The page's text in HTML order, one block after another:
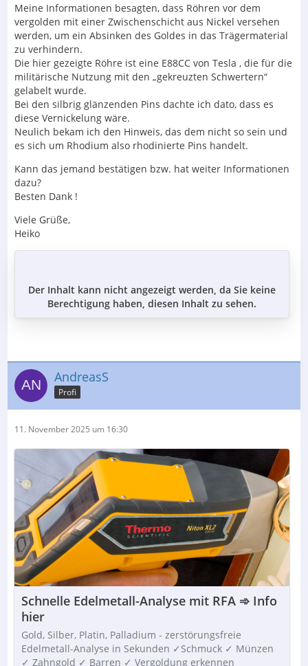
Meine Informationen besagten, dass Röhren vor dem
vergolden mit einer Zwischenschicht aus Nickel versehen
werden, um ein Absinken des Goldes in das Trägermaterial
zu verhindern.
Die hier gezeigte Röhre ist eine E88CC von Tesla , die für die
militärische Nutzung mit den „gekreuzten Schwertern“
gelabelt wurde.
Bei den silbrig glänzenden Pins dachte ich dato, dass es
diese Vernickelung wäre.
Neulich bekam ich den Hinweis, das dem nicht so sein und
es sich um Rhodium also rhodinierte Pins handelt.
Kann das jemand bestätigen bzw. hat weiter Informationen
dazu?
Besten Dank !
Viele Grüße,
Heiko
Der Inhalt kann nicht angezeigt werden, da Sie keine
Berechtigung haben, diesen Inhalt zu sehen.
AndreasS
Profi
11. November 2025 um 16:30
Schnelle Edelmetall-Analyse mit RFA ➾ Info
hier
Gold, Silber, Platin, Palladium - zerstörungsfreie
Edelmetall-Analyse in Sekunden ✓Schmuck ✓ Münzen
✓ Zahngold ✓ Barren ✓ Vergoldung erkennen